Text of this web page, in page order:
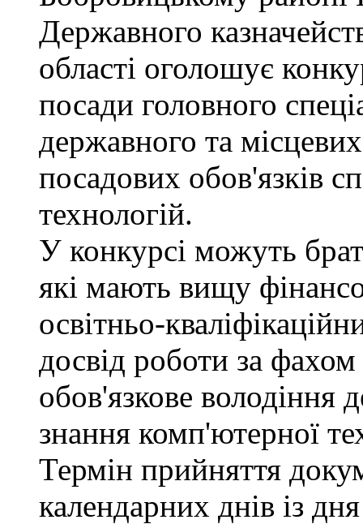
Державного
області оголошує
посади головного
державного та
посадових обов'язків
технологій.
У конкурсі можуть
які мають вищу
освітньо-
досвід роботи за
обов'язкове
знання комп'ютерної
Термін прийняття
календарних днів із